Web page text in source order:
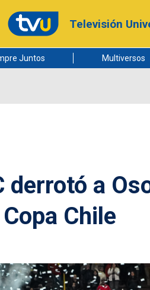
Televisión
Juntos Multiversos
derrotó a
Chile